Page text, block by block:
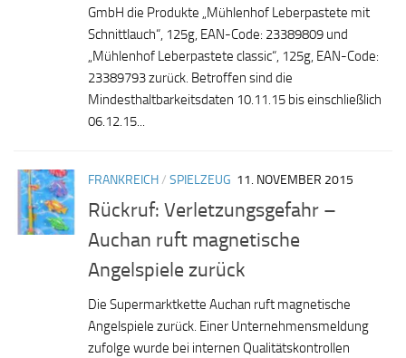
GmbH die Produkte „Mühlenhof Leberpastete mit
Schnittlauch“, 125g, EAN-Code: 23389809 und
„Mühlenhof Leberpastete classic“, 125g, EAN-Code:
23389793 zurück. Betroffen sind die
Mindesthaltbarkeitsdaten 10.11.15 bis einschließlich
06.12.15...
FRANKREICH/ SPIELZEUG 11. NOVEMBER 2015
Rückruf: Verletzungsgefahr –
Auchan ruft magnetische
Angelspiele zurück
Die Supermarktkette Auchan ruft magnetische
Angelspiele zurück. Einer Unternehmensmeldung
zufolge wurde bei internen Qualitätskontrollen